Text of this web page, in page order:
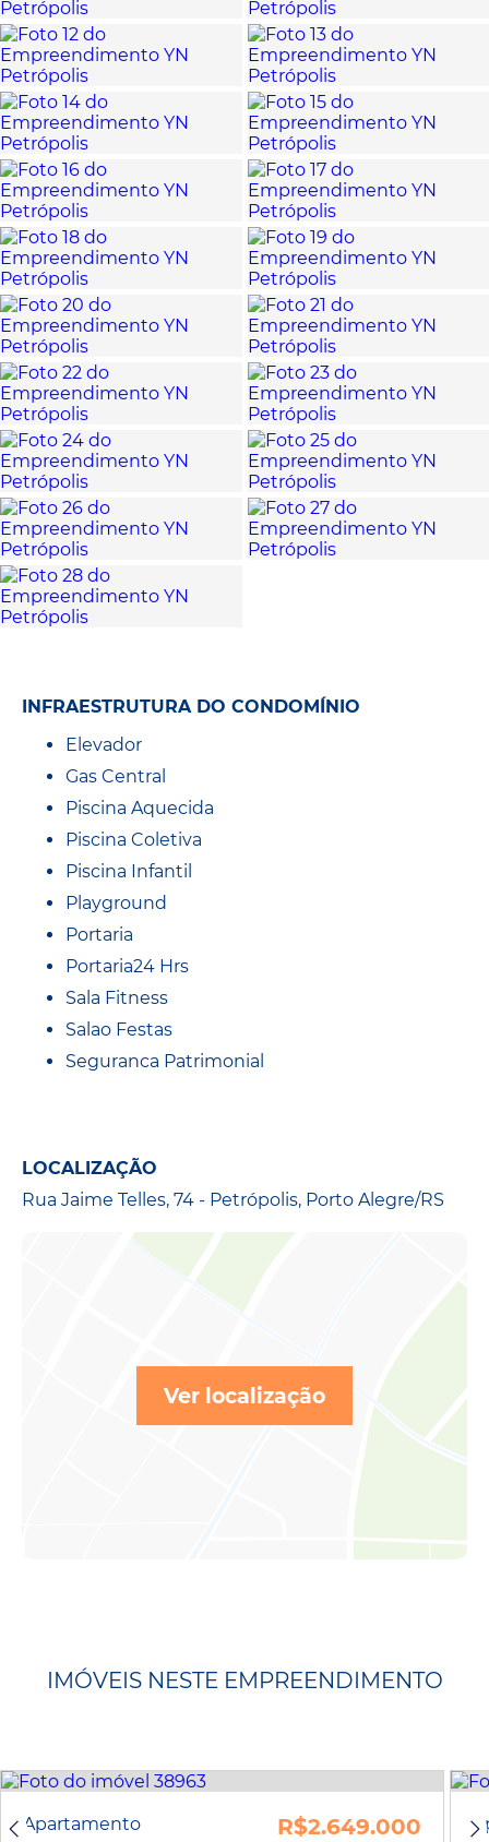
INFRAESTRUTURA DO CONDOMÍNIO
Elevador
Gas Central
Piscina Aquecida
Piscina Coletiva
Piscina Infantil
Playground
Portaria
Portaria24 Hrs
Sala Fitness
Salao Festas
Seguranca Patrimonial
LOCALIZAÇÃO
Rua Jaime Telles, 74 - Petrópolis, Porto Alegre/RS
Ver localização
IMÓVEIS NESTE EMPREENDIMENTO
Apartamento
R$2.649.000